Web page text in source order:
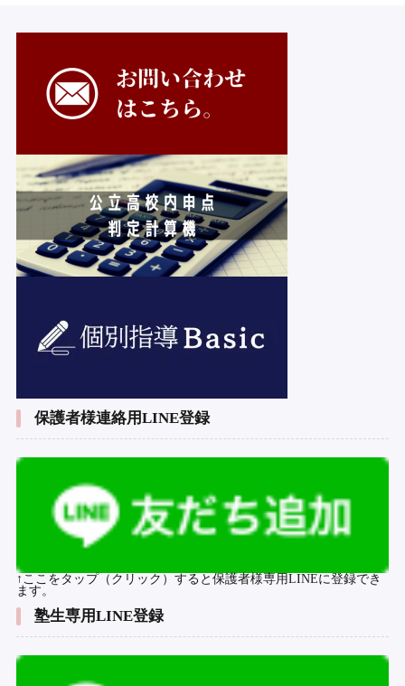
保護者様連絡用LINE登録
↑ここをタップ（クリック）すると保護者様専用LINEに登録でき
ます。
塾生専用LINE登録